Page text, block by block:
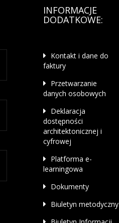
INFORMACJE
DODATKOWE:
Kontakt i dane do
faktury
Przetwarzanie
danych osobowych
Deklaracja
dostępności
architektonicznej i
cyfrowej
Platforma e-
learningowa
Dokumenty
Biuletyn metodyczny